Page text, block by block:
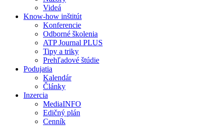
Videá
Know-how inštitút
Konferencie
Odborné školenia
ATP Journal PLUS
Tipy a triky
Prehľadové štúdie
Podujatia
Kalendár
Články
Inzercia
MediaINFO
Edičný plán
Cenník